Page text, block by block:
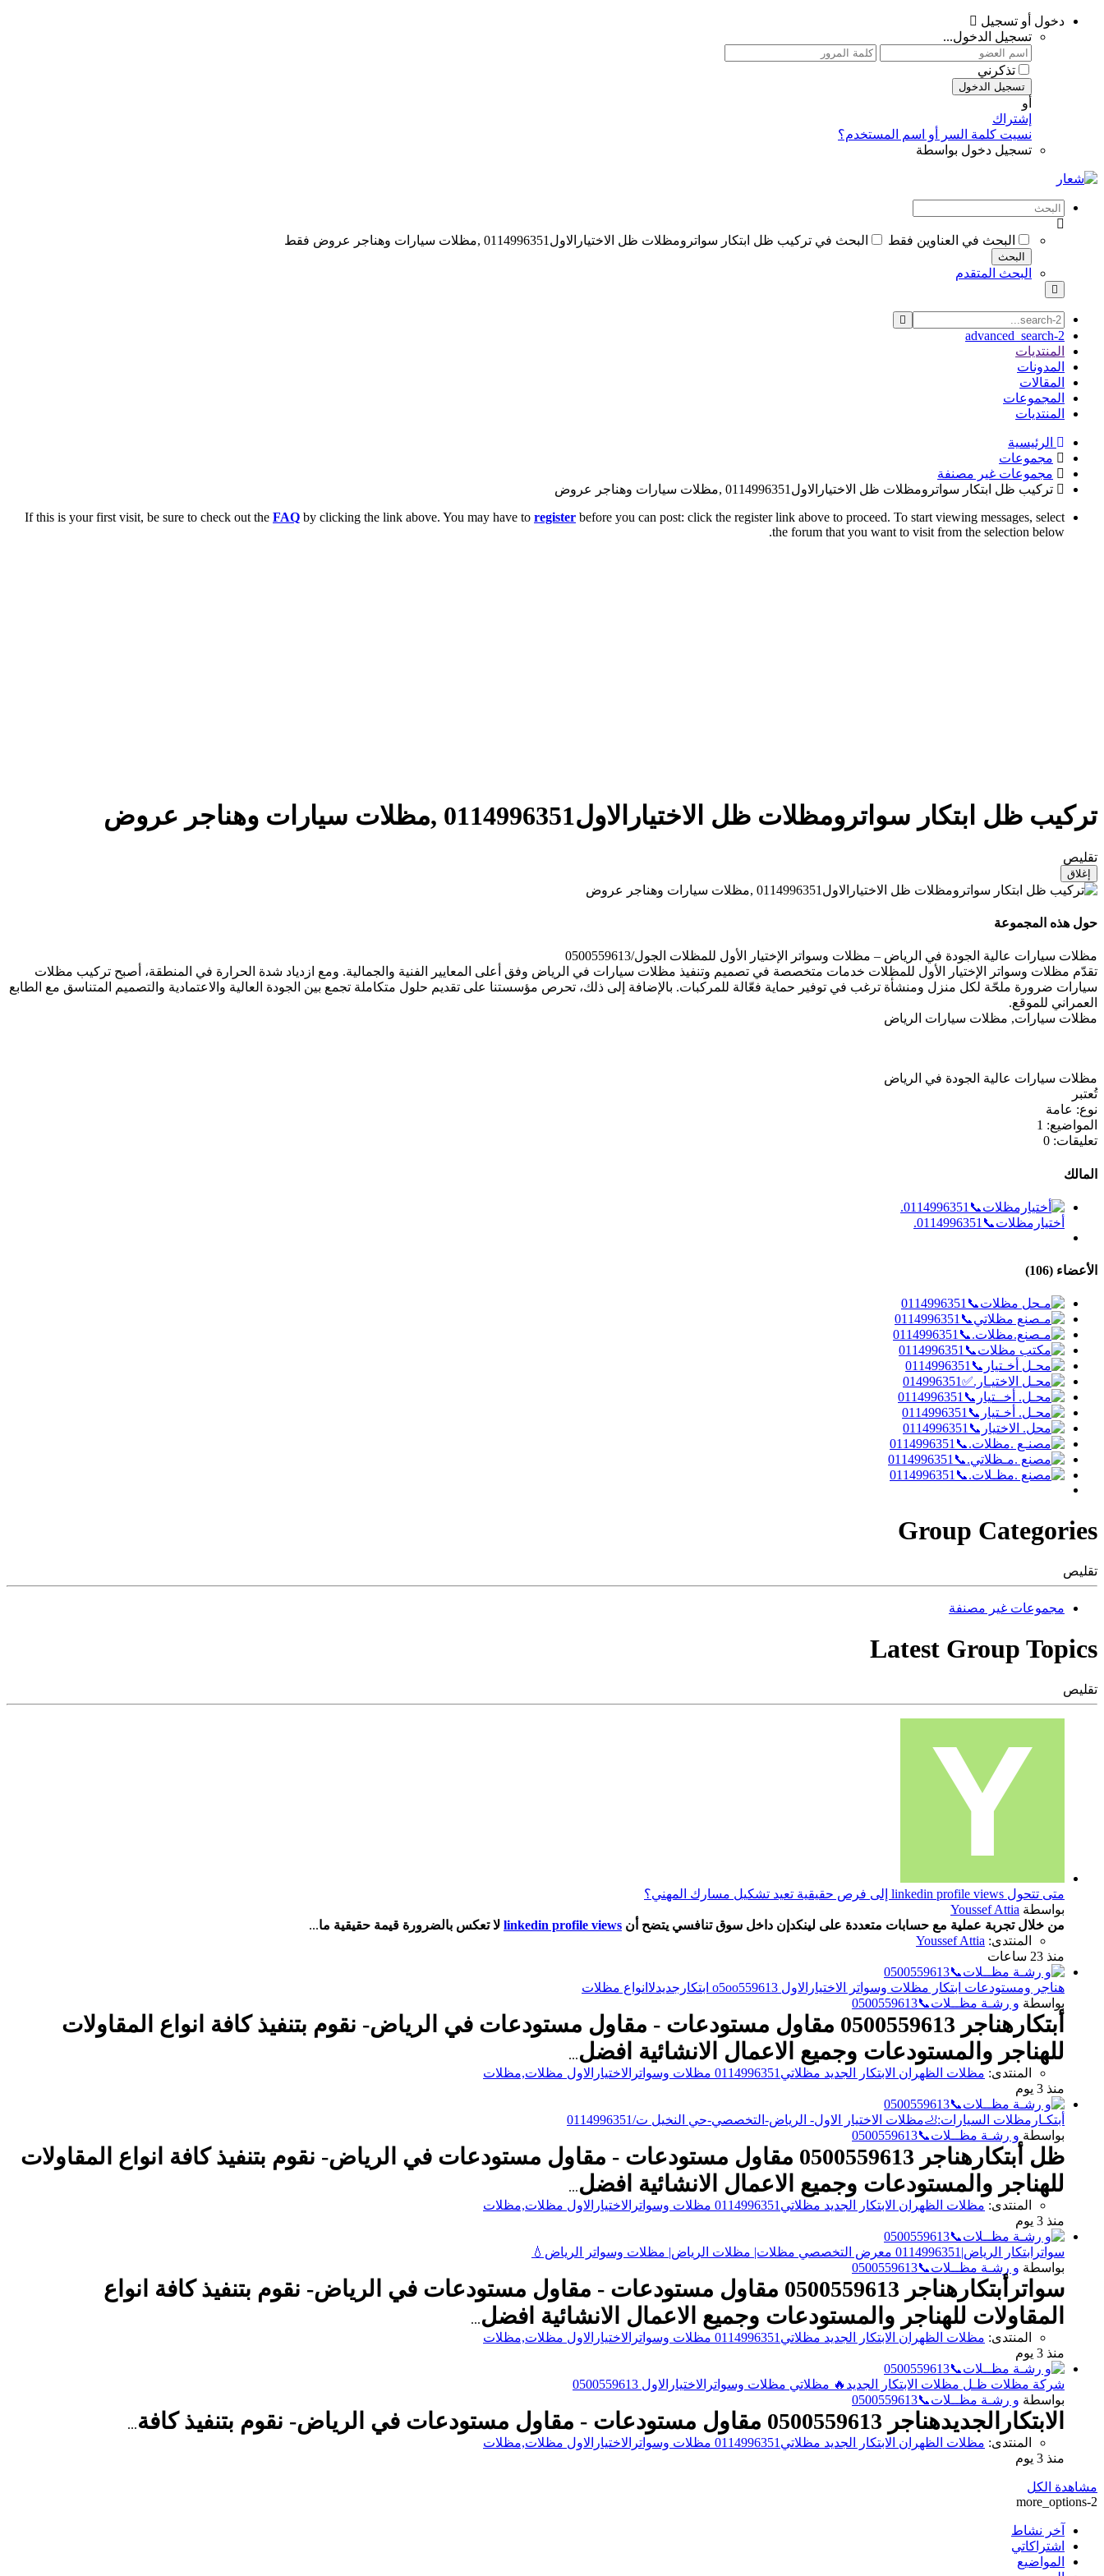
دخول أو تسجيل
تسجيل الدخول...
تذكرني
تسجيل الدخول
أو
إشتراك
نسيت كلمة السر أو اسم المستخدم؟
تسجيل دخول بواسطة
البحث في العناوين فقط البحث في تركيب ظل ابتكار سواترومظلات ظل الاختيارالاول0114996351 ,مظلات سيارات وهناجر عروض فقط
البحث
البحث المتقدم
advanced_search-2
المنتديات
المدونات
المقالات
المجموعات
المنتديات
الرئيسية
مجموعات
مجموعات غير مصنفة
تركيب ظل ابتكار سواترومظلات ظل الاختيارالاول0114996351 ,مظلات سيارات وهناجر عروض
If this is your first visit, be sure to check out the FAQ by clicking the link above. You may have to register before you can post: click the register link above to proceed. To start viewing messages, select
the forum that you want to visit from the selection below.
تركيب ظل ابتكار سواترومظلات ظل الاختيارالاول0114996351 ,مظلات سيارات وهناجر عروض
تقليص
إغلاق
حول هذه المجموعة
مظلات سيارات عالية الجودة في الرياض – مظلات وسواتر الإختيار الأول للمظلات الجول/0500559613
تقدّم مظلات وسواتر الإختيار الأول للمظلات خدمات متخصصة في تصميم وتنفيذ مظلات سيارات في الرياض وفق أعلى المعايير الفنية والجمالية. ومع ازدياد شدة الحرارة في المنطقة، أصبح تركيب مظلات
سيارات ضرورة ملحّة لكل منزل ومنشأة ترغب في توفير حماية فعّالة للمركبات. بالإضافة إلى ذلك، تحرص مؤسستنا على تقديم حلول متكاملة تجمع بين الجودة العالية والاعتمادية والتصميم المتناسق مع الطابع
العمراني للموقع.
مظلات سيارات, مظلات سيارات الرياض
مظلات سيارات عالية الجودة في الرياض
تُعتبر
نوع: عامة
المواضيع: 1
تعليقات: 0
المالك
أختيارمظلات📞0114996351.
الأعضاء (106)
Group Categories
تقليص
مجموعات غير مصنفة
Latest Group Topics
تقليص
متى تتحول linkedin profile views إلى فرص حقيقية تعيد تشكيل مسارك المهني؟
بواسطة Youssef Attia
من خلال تجربة عملية مع حسابات متعددة على لينكدإن داخل سوق تنافسي يتضح أن linkedin profile views لا تعكس بالضرورة قيمة حقيقية ما...
المنتدى: Youssef Attia
منذ 23 ساعات
هناجر ومستودعات ابتكار مظلات وسواتر الاختيارالاول o5oo559613 ابتكارجديدلاانواع مظلات
بواسطة و رشـة مظــلات📞0500559613
أبتكارهناجر 0500559613 مقاول مستودعات - مقاول مستودعات في الرياض- نقوم بتنفيذ كافة انواع المقاولات
للهناجر والمستودعات وجميع الاعمال الانشائية افضل...
المنتدى: مظلات الظهران الابتكار الجديد مظلاتي0114996351 مظلات وسواترالاختيارالاول مظلات,مظلات
منذ 3 يوم
أبتكـارمظلات السيارات:🦶مظلات الاختيار الاول- الرياض-التخصصي-حي النخيل ت/0114996351
بواسطة و رشـة مظــلات📞0500559613
ظل أبتكارهناجر 0500559613 مقاول مستودعات - مقاول مستودعات في الرياض- نقوم بتنفيذ كافة انواع المقاولات
للهناجر والمستودعات وجميع الاعمال الانشائية افضل...
المنتدى: مظلات الظهران الابتكار الجديد مظلاتي0114996351 مظلات وسواترالاختيارالاول مظلات,مظلات
منذ 3 يوم
سواترابتكار الرياض|0114996351 معرض التخصصي مظلات| مظلات الرياض| مظلات وسواتر الرياض💧
بواسطة و رشـة مظــلات📞0500559613
سواترأبتكارهناجر 0500559613 مقاول مستودعات - مقاول مستودعات في الرياض- نقوم بتنفيذ كافة انواع
المقاولات للهناجر والمستودعات وجميع الاعمال الانشائية افضل...
المنتدى: مظلات الظهران الابتكار الجديد مظلاتي0114996351 مظلات وسواترالاختيارالاول مظلات,مظلات
منذ 3 يوم
شركة مظلات ظـل مظلات الابتكار الجديد🔥 مظلاتي مظلات وسواترالاختيارالاول 0500559613
بواسطة و رشـة مظــلات📞0500559613
الابتكارالجديدهناجر 0500559613 مقاول مستودعات - مقاول مستودعات في الرياض- نقوم بتنفيذ كافة
...
المنتدى: مظلات الظهران الابتكار الجديد مظلاتي0114996351 مظلات وسواترالاختيارالاول مظلات,مظلات
منذ 3 يوم
مشاهدة الكل
more_options-2
آخر نشاط
اشتراكاتي
المواضيع